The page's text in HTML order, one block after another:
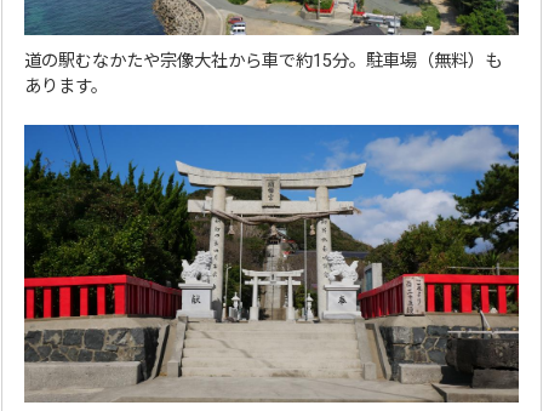
道の駅むなかたや宗像大社から車で約15分。駐車場（無料）も
あります。